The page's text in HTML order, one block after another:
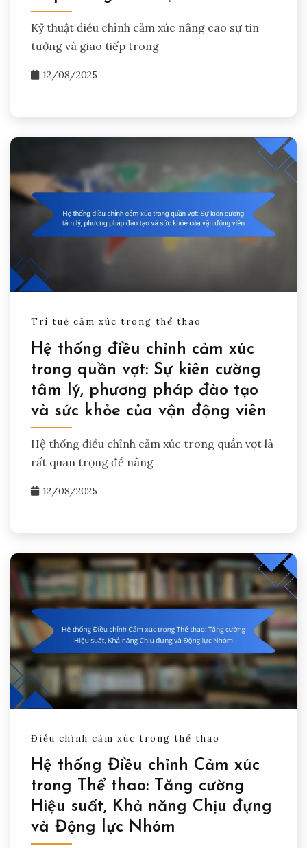
Kỹ thuật điều chỉnh cảm xúc nâng cao sự tin
tưởng và giao tiếp trong
12/08/2025
Trí tuệ cảm xúc trong thể thao
Hệ thống điều chỉnh cảm xúc
trong quần vợt: Sự kiên cường
tâm lý, phương pháp đào tạo
và sức khỏe của vận động viên
Hệ thống điều chỉnh cảm xúc trong quần vợt là
rất quan trọng để nâng
12/08/2025
Điều chỉnh cảm xúc trong thể thao
Hệ thống Điều chỉnh Cảm xúc
trong Thể thao: Tăng cường
Hiệu suất, Khả năng Chịu đựng
và Động lực Nhóm